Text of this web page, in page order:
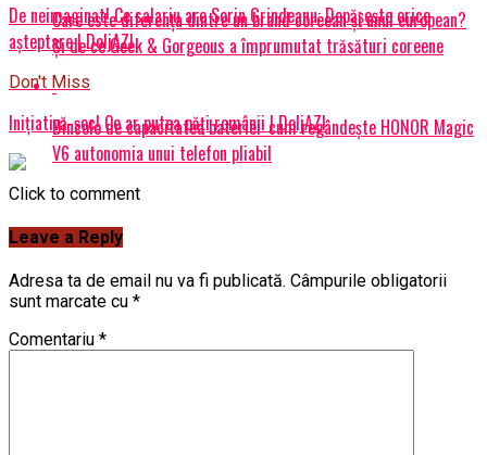
De neimaginat! Ce salariu are Sorin Grindeanu: Depășește orice
așteptare | DoljAZI
Don't Miss
Inițiativă-șoc! Ce ar putea păți românii | DoljAZI
Care este diferența dintre un brand coreean și unul european?
Și de ce Geek & Gorgeous a împrumutat trăsături coreene
Dincolo de capacitatea bateriei: cum regândește HONOR Magic
V6 autonomia unui telefon pliabil
Click to comment
Leave a Reply
Adresa ta de email nu va fi publicată. Câmpurile obligatorii
sunt marcate cu *
Comentariu *